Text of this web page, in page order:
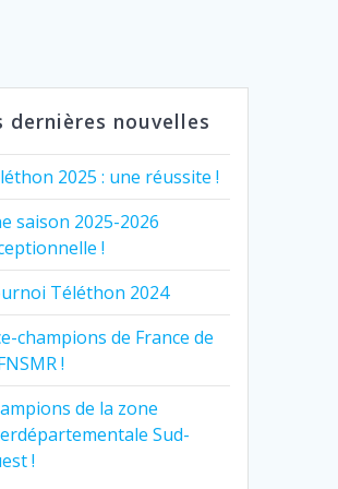
dernières nouvelles
2025 : une réussite !
saison 2025-2026
!
Téléthon 2024
champions de France de
!
de la zone
Sud-
!